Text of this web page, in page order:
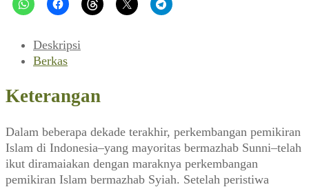
Syiah
Relevan
Quran,
No.4,
Deskripsi
Berkas
Keterangan
Dalam beberapa dekade terakhir, perkembangan pemikiran
Islam di Indonesia–yang mayoritas bermazhab Sunni–telah
ikut diramaiakan dengan maraknya perkembangan
pemikiran Islam bermazhab Syiah. Setelah peristiwa